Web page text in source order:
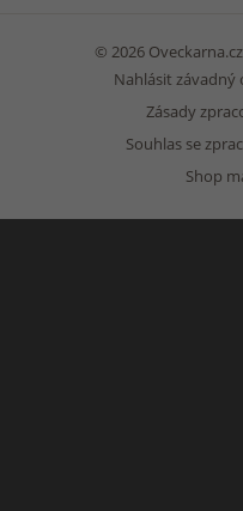
© 2026
Nahlásit závadný
Zásady
Souhlas se
Shop